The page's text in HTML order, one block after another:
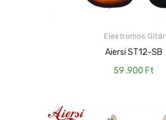
Elektromos Gitár
Aiersi ST12-SB
59 .900 Ft
KOSÁRBA TESZEM